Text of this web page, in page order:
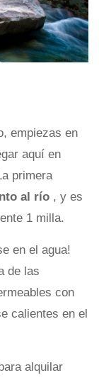
empiezas en
aquí en
primera
al río , y es
1 milla.
en el agua!
de las
con
calientes en el
alquilar